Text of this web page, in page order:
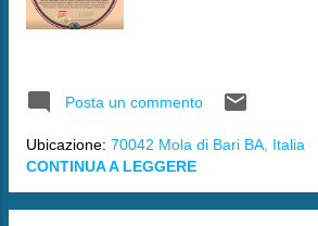
Posta un commento
Ubicazione: 70042 Mola di Bari BA, Italia
CONTINUA A LEGGERE